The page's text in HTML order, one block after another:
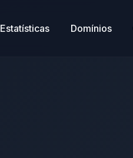
Estatísticas Domínios